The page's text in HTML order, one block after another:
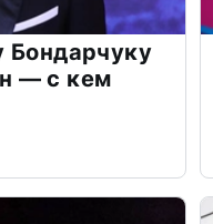
Бондарчуку
— с кем